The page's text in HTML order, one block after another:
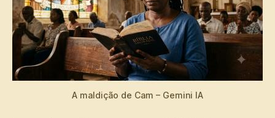
A maldição de Cam – Gemini IA